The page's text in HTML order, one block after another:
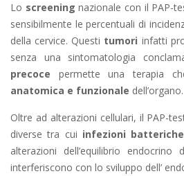
Lo screening nazionale con il PAP-
sensibilmente le percentuali di
della cervice. Questi tumori infatti
senza una sintomatologia
precoce permette una terapia
anatomica e funzionale dell’organo.
Oltre ad alterazioni cellulari, il PAP-
diverse tra cui infezioni
alterazioni dell’equilibrio endocrino
interferiscono con lo sviluppo dell’